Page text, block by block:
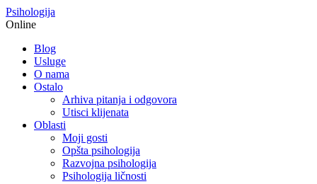
Psihologija
Online
Blog
Usluge
O nama
Ostalo
Arhiva pitanja i odgovora
Utisci klijenata
Oblasti
Moji gosti
Opšta psihologija
Razvojna psihologija
Psihologija ličnosti